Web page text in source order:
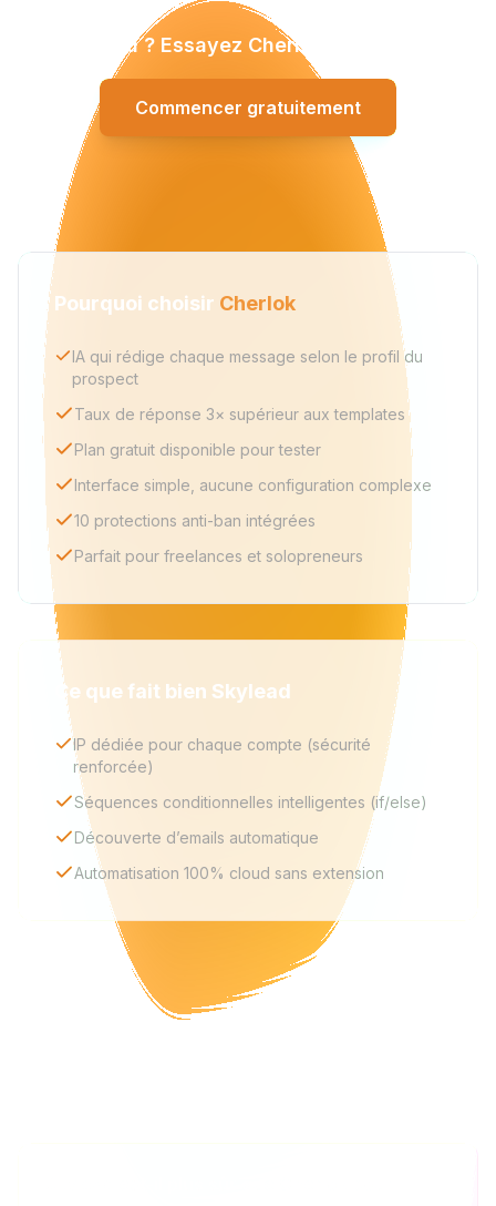
Convaincu ? Essayez Cherlok gratuitement.
Commencer gratuitement
Pourquoi choisir Cherlok
IA qui rédige chaque message selon le profil du
prospect
Taux de réponse 3× supérieur aux templates
Plan gratuit disponible pour tester
Interface simple, aucune configuration complexe
10 protections anti-ban intégrées
Parfait pour freelances et solopreneurs
Ce que fait bien Skylead
IP dédiée pour chaque compte (sécurité
renforcée)
Séquences conditionnelles intelligentes (if/else)
Découverte d’emails automatique
Automatisation 100% cloud sans extension